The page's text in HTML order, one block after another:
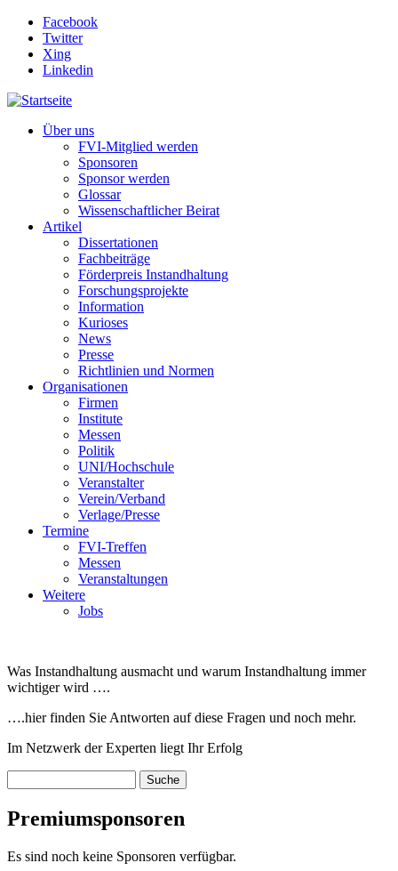
Direkt zum Inhalt
Facebook
Twitter
Xing
Linkedin
Über uns
FVI-Mitglied werden
Sponsoren
Sponsor werden
Glossar
Wissenschaftlicher Beirat
Artikel
Dissertationen
Fachbeiträge
Förderpreis Instandhaltung
Forschungsprojekte
Information
Kurioses
News
Presse
Richtlinien und Normen
Organisationen
Firmen
Institute
Messen
Politik
UNI/Hochschule
Veranstalter
Verein/Verband
Verlage/Presse
Termine
FVI-Treffen
Messen
Veranstaltungen
Weitere
Jobs
Was Instandhaltung ausmacht und warum Instandhaltung immer
wichtiger wird ….
….hier finden Sie Antworten auf diese Fragen und noch mehr.
Im Netzwerk der Experten liegt Ihr Erfolg
Premiumsponsoren
Es sind noch keine Sponsoren verfügbar.